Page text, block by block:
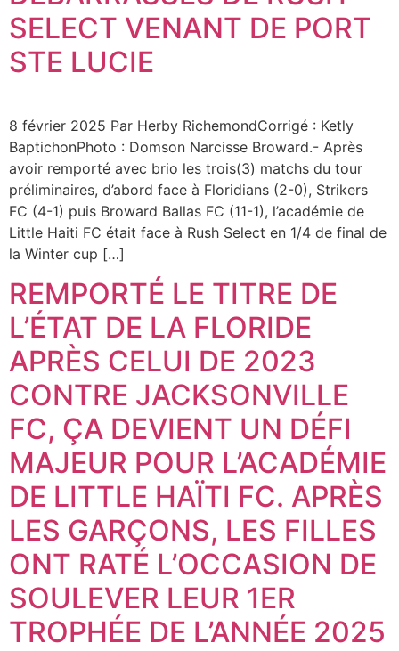
SELECT VENANT DE PORT
STE LUCIE
8 février 2025 Par Herby RichemondCorrigé : Ketly
BaptichonPhoto : Domson Narcisse Broward.- Après
avoir remporté avec brio les trois(3) matchs du tour
préliminaires, d’abord face à Floridians (2-0), Strikers
FC (4-1) puis Broward Ballas FC (11-1), l’académie de
Little Haiti FC était face à Rush Select en 1/4 de final de
la Winter cup […]
REMPORTÉ LE TITRE DE
L’ÉTAT DE LA FLORIDE
APRÈS CELUI DE 2023
CONTRE JACKSONVILLE
FC, ÇA DEVIENT UN DÉFI
MAJEUR POUR L’ACADÉMIE
DE LITTLE HAÏTI FC. APRÈS
LES GARÇONS, LES FILLES
ONT RATÉ L’OCCASION DE
SOULEVER LEUR 1ER
TROPHÉE DE L’ANNÉE 2025